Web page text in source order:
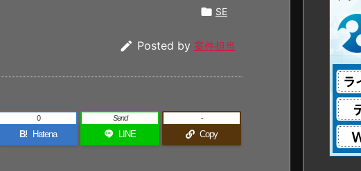
 SE
 Posted by 案件担当
B! Hatena
0
LINE
Send
Copy
-